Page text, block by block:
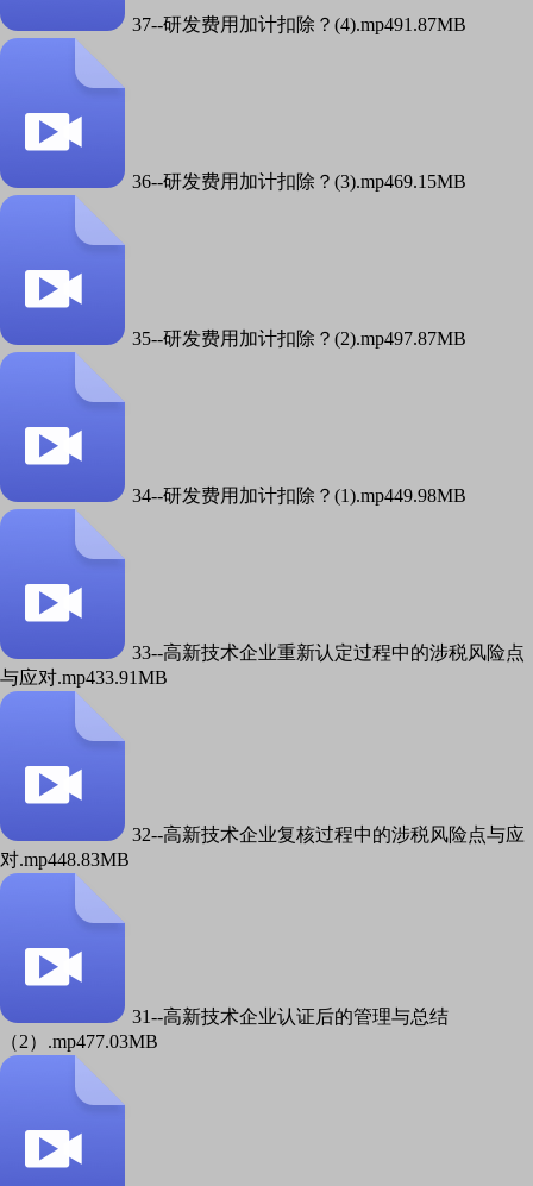
37--研发费用加计扣除？(4).mp491.87MB
36--研发费用加计扣除？(3).mp469.15MB
35--研发费用加计扣除？(2).mp497.87MB
34--研发费用加计扣除？(1).mp449.98MB
33--高新技术企业重新认定过程中的涉税风险点
与应对.mp433.91MB
32--高新技术企业复核过程中的涉税风险点与应
对.mp448.83MB
31--高新技术企业认证后的管理与总结
（2）.mp477.03MB